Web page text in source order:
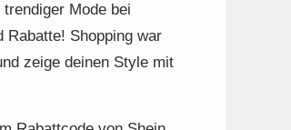
Mode bei
Rabatte! Shopping war
zeige deinen Style mit